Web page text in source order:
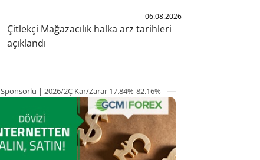
06.08.2026
Çitlekçi Mağazacılık halka arz tarihleri
açıklandı
Sponsorlu | 2026/2Ç Kar/Zarar 17.84%-82.16%